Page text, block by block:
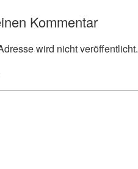
Kommentar
wird nicht veröffentlicht.